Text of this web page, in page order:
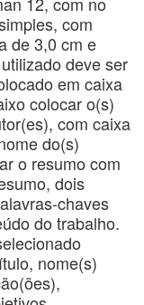
com
de 3,0 cm e
deve ser
em caixa
colocar o(s)
com caixa
do(s)
o resumo com
dois
chaves
do trabalho.
nome(s)